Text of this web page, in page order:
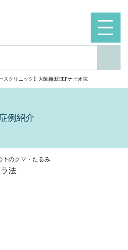
スクリニック】大阪梅田HEPナビオ院
例紹介
下のクマ・たるみ
法